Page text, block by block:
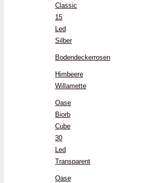
Classic
15
Led
Silber
Bodendeckerrosen
Himbeere
Willamette
Oase
Biorb
Cube
30
Led
Transparent
Oase